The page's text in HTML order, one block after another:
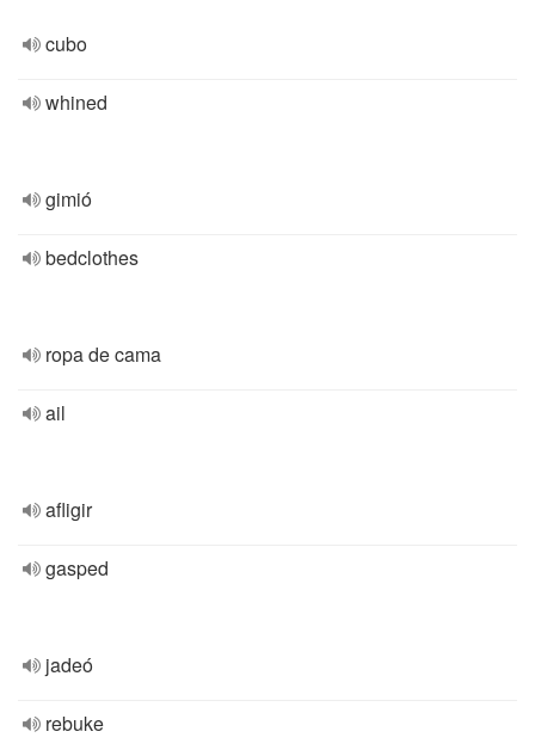
cubo
whined
gimió
bedclothes
ropa de cama
ail
afligir
gasped
jadeó
rebuke